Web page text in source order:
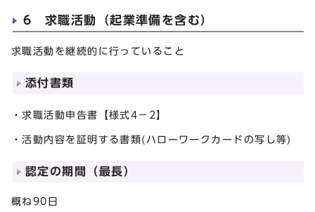
6 求職活動（起業準備を含む）
求職活動を継続的に行っていること
添付書類
・求職活動申告書【様式4－2】
・活動内容を証明する書類(ハローワークカードの写し等)
認定の期間（最長）
概ね90日